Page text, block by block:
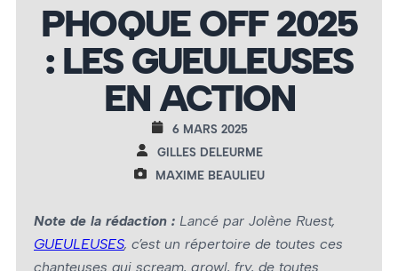
PHOQUE OFF 2025
: LES GUEULEUSES
EN ACTION
6 MARS 2025
GILLES DELEURME
MAXIME BEAULIEU
Note de la rédaction : Lancé par Jolène Ruest,
GUEULEUSES, c’est un répertoire de toutes ces
chanteuses qui scream, growl, fry, de toutes